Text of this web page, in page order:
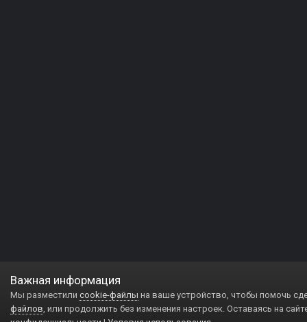
Важная информация
Мы разместили cookie-файлы на ваше устройство, чтобы помочь
файлов, или продолжить без изменения настроек. Оставаясь на